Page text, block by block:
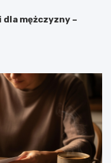
mężczyzny –